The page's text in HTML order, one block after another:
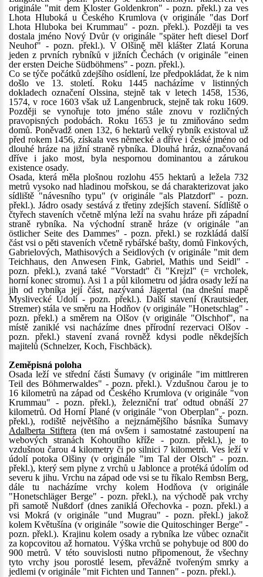
originále "mit dem Kloster Goldenkron" - pozn. překl.) za ves
Lhota Hluboká u Českého Krumlova (v originále "das Dorf
Lhota Hluboka bei Krummau" - pozn. překl.). Později ta ves
dostala jméno Nový Dvůr (v originále "später heft diesel Dorf
Neuhof" - pozn. překl.). V Olšině měl klášter Zlatá Koruna
jeden z prvních rybníků v jižních Čechách (v originále "einen
der ersten Deiche Südböhmens" - pozn. překl.).
Co se týče počátků zdejšího osídlení, lze předpokládat, že k nim
došlo ve 13. století. Roku 1445 nacházíme v listinných
dokladech označení Olssina, stejně tak v letech 1458, 1536,
1574, v roce 1603 však už Langenbruck, stejně tak roku 1609.
Později se vynořuje toto jméno stále znovu v rozličných
pravopisných podobách. Roku 1653 je tu zmiňováno sedm
domů. Poněvadž onen 132, 6 hektarů velký rybník existoval už
před rokem 1456, získala ves německé a dříve i české jméno od
dlouhé hráze na jižní straně rybníka. Dlouhá hráz, označovaná
dříve i jako most, byla nespornou dominantou a zárukou
existence osady.
Osada, která měla plošnou rozlohu 455 hektarů a ležela 732
metrů vysoko nad hladinou mořskou, se dá charakterizovat jako
sídliště "návesního typu" (v originále "als Platzdorf" - pozn.
překl.). Jádro osady sestává z třetiny zdejších stavení. Sídliště o
čtyřech staveních včetně mlýna leží na svahu hráze při západní
straně rybníka. Na východní straně hráze (v originále "an
östlicher Seite des Dammes" - pozn. překl.) se rozkládá další
část vsi o pěti staveních včetně rybářské bašty, domů Finkových,
Gabrielových, Mathisových a Seidlových (v originále "mit dem
Teichhaus, den Anwesen Fink, Gabriel, Mathis und Seidl" -
pozn. překl.), zvaná také "Vorstadt" či "Krejzl" (= vrcholek,
horní konec stromu). Asi 1 a půl kilometru od jádra osady leží na
jih od rybníka její část, nazývaná Jägertal (na dnešní mapě
Myslivecké Údolí - pozn. překl.). Další stavení (Krautsieder,
Stremer) stála ve směru na Hodňov (v originále "Honetschlag" -
pozn. překl.) a směrem na Olšov (v originále "Olschhof", na
místě zaniklé vsi nacházíme dnes přírodní rezervaci Olšov -
pozn. překl.) stavení zvaná rovněž kdysi podle někdejších
majitelů (Schnelzer, Koch, Fischbäck).
Zeměpisná poloha
Osada leží ve střední části Šumavy (v originále "im mittlreren
Teil des Böhmerwaldes" - pozn. překl.). Vzdušnou čarou je to
16 kilometrů na západ od Českého Krumlova (v originále "von
Krummau" - pozn. překl.), železniční trať odtud obnáší 27
kilometrů. Od Horní Plané (v originále "von Oberplan" - pozn.
překl.), rodiště největšího a nejznámějšího básníka Šumavy
Adalberta Stiftera (ten má ovšem i samostatné zastoupení na
webových stranách Kohoutího kříže - pozn. překl.), je to
vzdušnou čarou 4 kilometry či po silnici 7 kilometrů. Ves leží v
údolí potoka Olšiny (v originále "im Tal der Olsch" - pozn.
překl.), který sem plyne z vrchů u Jablonce a protéká údolím od
severu k jihu. Vrchu na západ ode vsi se tu říkalo Rembsn Berg,
dále tu nacházíme vrchy kolem Hodňova (v originále
"Honetschläger Berge" - pozn. překl.), na východě pak vrchy
při samotě Nußdorf (dnes zaniklá Ořechovka - pozn. překl.) a
vsi Mokrá (v originále "und Mugrau" - pozn. překl.) jakož
kolem Květušína (v originále "sowie die Quitoschinger Berge" -
pozn. překl.). Krajinu kolem osady a rybníka lze vůbec označit
za kopcovitou až hornatou. Výška vrchů se pohybuje od 800 do
900 metrů. V této souvislosti nutno připomenout, že všechny
tyto vrchy jsou porostlé lesem, převážně tvořeným smrky a
jedlemi (v originále "mit Fichten und Tannen" - pozn. překl.).